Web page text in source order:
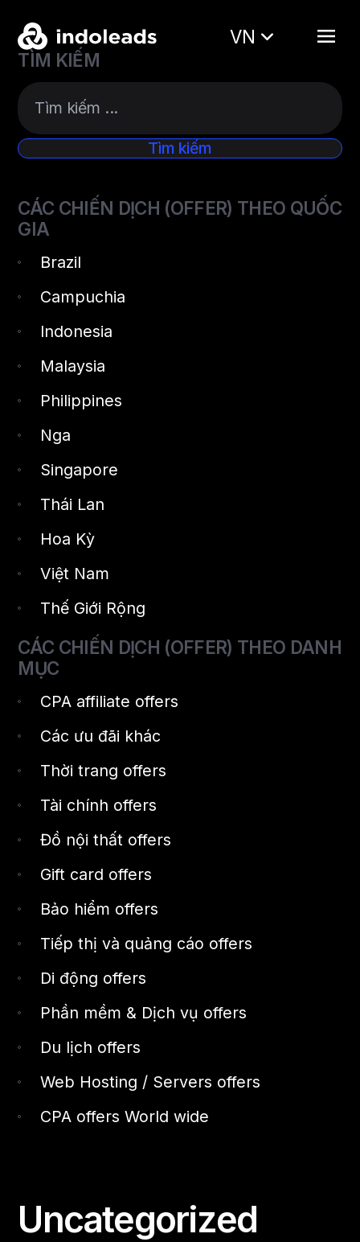
VN
TÌM KIẾM
CÁC CHIẾN DỊCH (OFFER) THEO QUỐC
GIA
Brazil
Campuchia
Indonesia
Malaysia
Philippines
Nga
Singapore
Thái Lan
Hoa Kỳ
Việt Nam
Thế Giới Rộng
CÁC CHIẾN DỊCH (OFFER) THEO DANH
MỤC
CPA affiliate offers
Các ưu đãi khác
Thời trang offers
Tài chính offers
Đồ nội thất offers
Gift card offers
Bảo hiểm offers
Tiếp thị và quảng cáo offers
Di động offers
Phần mềm & Dịch vụ offers
Du lịch offers
Web Hosting / Servers offers
CPA offers World wide
Uncategorized